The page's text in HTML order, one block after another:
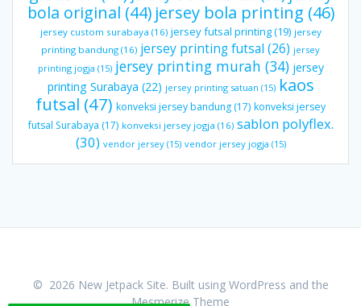
bola original (44) jersey bola printing (46)
jersey custom surabaya (16) jersey futsal printing(19) jersey
printing bandung (16) jersey printing futsal (26) jersey
printing jogja (15) jersey printing murah (34) jersey
printing Surabaya (22) jersey printing satuan (15) kaos
futsal (47) konveksi jersey bandung (17) konveksi jersey
futsal Surabaya (17) konveksi jersey jogja (16) sablon polyflex.
(30) vendor jersey(15) vendor jersey jogja (15)
© 2026 New Jetpack Site. Built using WordPress and the
Mesmerize Theme